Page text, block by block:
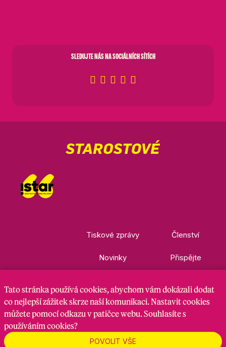
SLEDUJTE NÁS NA SOCIÁLNÍCH SÍTÍCH
Tiskové zprávy
Novinky
Členství
Přispějte
Nastavení cookies GDPRRSS kanál
Tato stránkapoužívá cookies, abychom vám dokázali dodat
co nejlepší zážitek skrze naší komunikaci. Nastavit cookies
můžete pomocí odkazu v patičce webu. Souhlasíte s
používáním cookies?
POVOLIT VŠE